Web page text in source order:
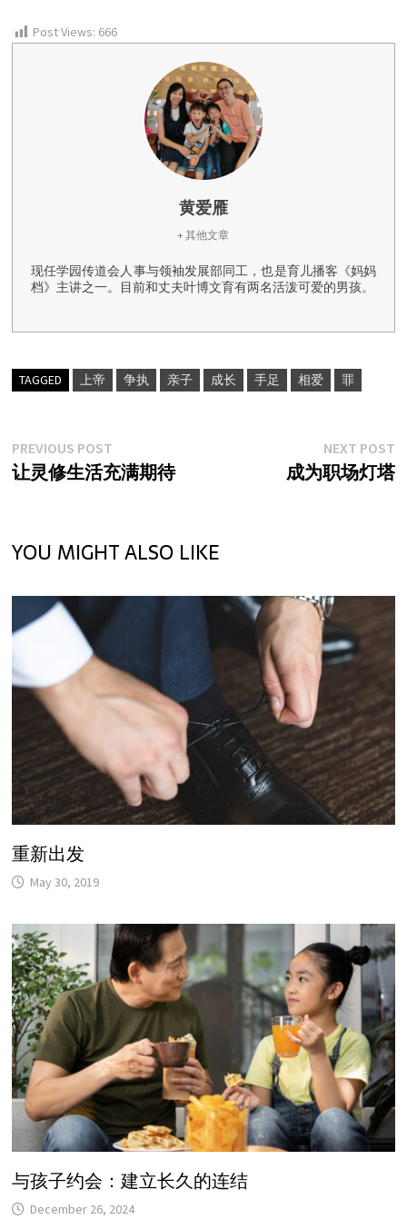
Post Views: 666
黄爱雁
+ 其他文章
现任学园传道会人事与领袖发展部同工，也是育儿播客《妈妈
档》主讲之一。目前和丈夫叶博文育有两名活泼可爱的男孩。
TAGGED 上帝 争执 亲子 成长 手足 相爱 罪
Post
navigation
PREVIOUS POSTPrevious
post:
让灵修生活充满期待
NEXT POST
成为职场灯塔
YOU MIGHT ALSO LIKE
重新出发
May 30, 2019
与孩子约会：建立长久的连结
December 26, 2024